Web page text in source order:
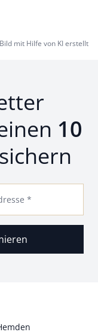
Bild mit Hilfe von KI erstellt
10
sichern
*